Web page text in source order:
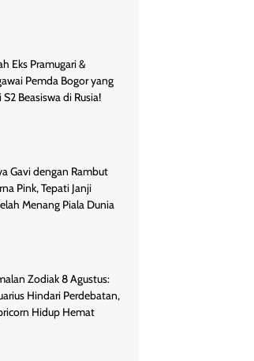
Eks Pramugari &
Pemda Bogor yang
S2 Beasiswa di Rusia!
Gavi dengan Rambut
Pink, Tepati Janji
Menang Piala Dunia
Zodiak 8 Agustus:
Hindari Perdebatan,
Hidup Hemat